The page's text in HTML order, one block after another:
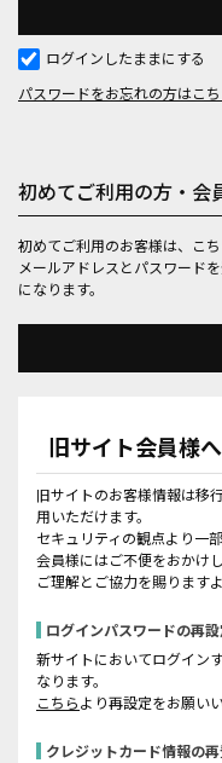
ログインしたままにする
パスワードをお忘れの方はこち
初めてご利用の方・会
初めてご利用のお客様は、こ
メールアドレスとパスワード
になります。
旧サイト会員様へ
旧サイトのお客様情報は移
用いただけます。
セキュリティの観点より一
会員様にはご不便をおかけ
ご理解とご協力を賜ります
ログインパスワードの再
新サイトにおいてログイン
なります。
こちらより再設定をお願い
クレジットカード情報の